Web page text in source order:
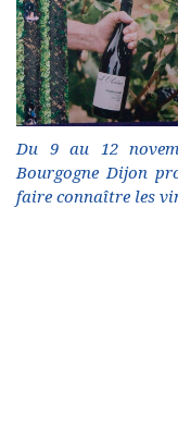
Du 9 au 12
Bourgogne Dijon
faire connaître les